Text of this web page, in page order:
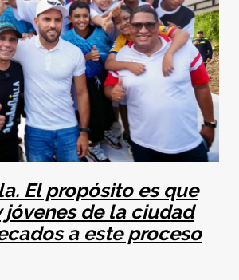
El propósito es que
jóvenes de la ciudad
a este proceso